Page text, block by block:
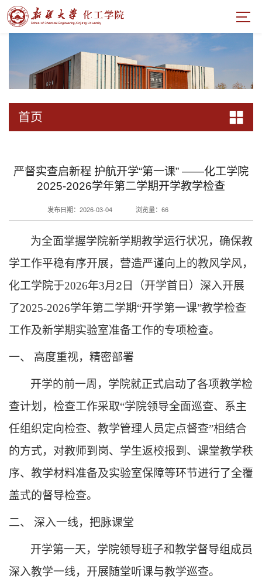
首页
严督实查启新程 护航开学“第一课” ——化工学院
2025-2026学年第二学期开学教学检查
发布日期：2026-03-04 浏览量： 66
为全面掌握学院新学期教学运行状况，确保教
学工作平稳有序开展，营造严谨向上的教风学风，
化工学院于2026年3月 2日 （开学首日 ）深入开展
了2025-2026学年第二学期“开学第一课”教学检查
工作及新学期实验室准备工作的专项检查。
一、 高度重视，精密部署
开学的前一周，学院就正式启动了各项教学检
查计划， 检查工作采取“学院领导全面巡查、 系主
任组织定向检查、教学管理人员定点督查”相结合
的方式，对教师到岗、学生返校报到 、课堂教学秩
序、教学材料准备及实验室保障等环节进行了全覆
盖式的督导检查。
二、 深入一线，把脉课堂
开学第一天，学院领导班子和教学督导组成员
深入教学一线，开展随堂听课与教学巡查。